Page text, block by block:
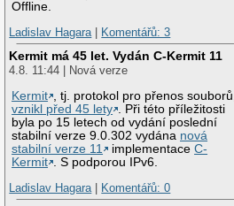
Offline.
Ladislav Hagara| Komentářů: 3
Kermit má 45 let. Vydán C-Kermit 11
4.8. 11:44 | Nová verze
Kermit
, tj. protokol pro přenos souborů,
vznikl před 45 lety
. Při této příležitosti
byla po 15 letech od vydání poslední
stabilní verze 9.0.302 vydána nová
stabilní verze 11
implementaceC-
Kermit
. S podporou IPv6.
Ladislav Hagara| Komentářů: 0